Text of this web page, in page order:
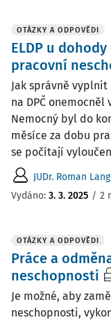
OTÁZKY A ODPOVĚDI
ELDP u
pracovní
Jak správně vyplnit
na DPČ
Nemocný byl do
měsíce za dobu
se počítají
JUDr. Roman
Vydáno: 3. 3. 2025 / 2
OTÁZKY A ODPOVĚDI
Práce a
neschopnosti
Je možné, aby
neschopnosti,